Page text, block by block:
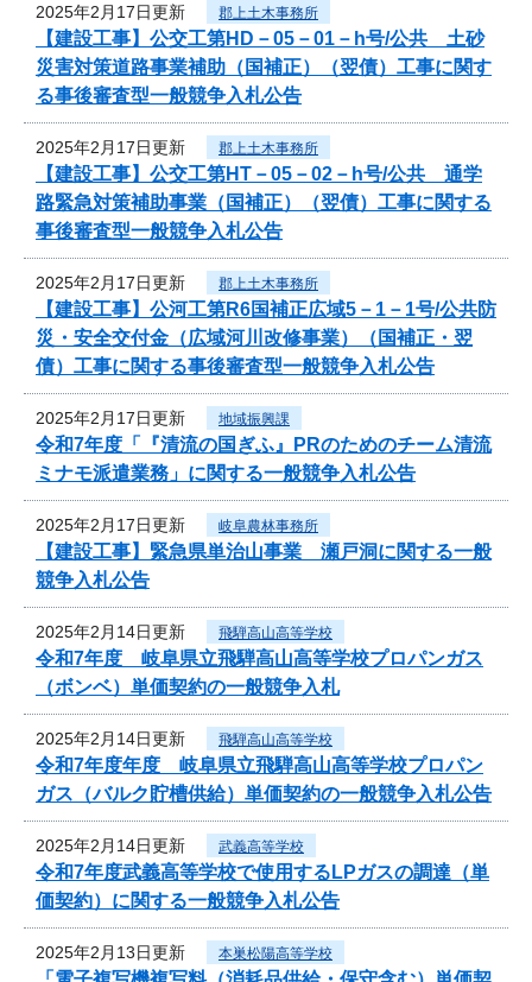
2025年2月17日更新 郡上土木事務所
【建設工事】公交工第HD－05－01－h号/公共 土砂
災害対策道路事業補助（国補正）（翌債）工事に関す
る事後審査型一般競争入札公告
2025年2月17日更新 郡上土木事務所
【建設工事】公交工第HT－05－02－h号/公共 通学
路緊急対策補助事業（国補正）（翌債）工事に関する
事後審査型一般競争入札公告
2025年2月17日更新 郡上土木事務所
【建設工事】公河工第R6国補正広域5－1－1号/公共防
災・安全交付金（広域河川改修事業）（国補正・翌
債）工事に関する事後審査型一般競争入札公告
2025年2月17日更新 地域振興課
令和7年度「『清流の国ぎふ』PRのためのチーム清流
ミナモ派遣業務」に関する一般競争入札公告
2025年2月17日更新 岐阜農林事務所
【建設工事】緊急県単治山事業 瀬戸洞に関する一般
競争入札公告
2025年2月14日更新 飛騨高山高等学校
令和7年度 岐阜県立飛騨高山高等学校プロパンガス
（ボンベ）単価契約の一般競争入札
2025年2月14日更新 飛騨高山高等学校
令和7年度年度 岐阜県立飛騨高山高等学校プロパン
ガス（バルク貯槽供給）単価契約の一般競争入札公告
2025年2月14日更新 武義高等学校
令和7年度武義高等学校で使用するLPガスの調達（単
価契約）に関する一般競争入札公告
2025年2月13日更新 本巣松陽高等学校